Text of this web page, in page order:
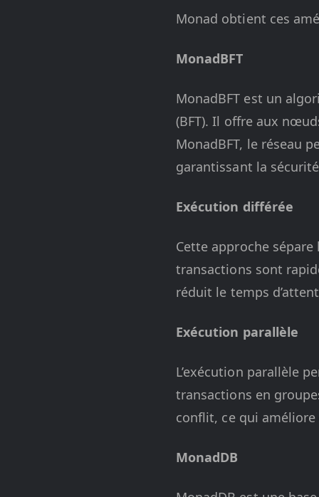
Monad obtient ces
MonadBFT
MonadBFT est un
(BFT). Il offre aux
MonadBFT, le réseau
garantissant la
Exécution différée
Cette approche
transactions sont
réduit le temps
Exécution parallèle
L’exécution parallèle
transactions en
conflit, ce qui
MonadDB